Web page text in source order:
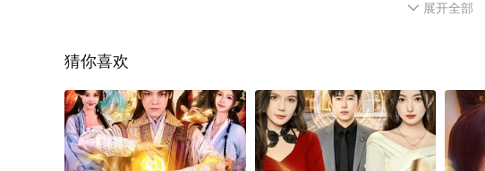
 展开全部
猜你喜欢